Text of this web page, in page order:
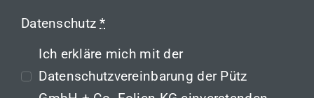
Datenschutz*
Ich erkläre mich mit der
Datenschutzvereinbarung der Pütz